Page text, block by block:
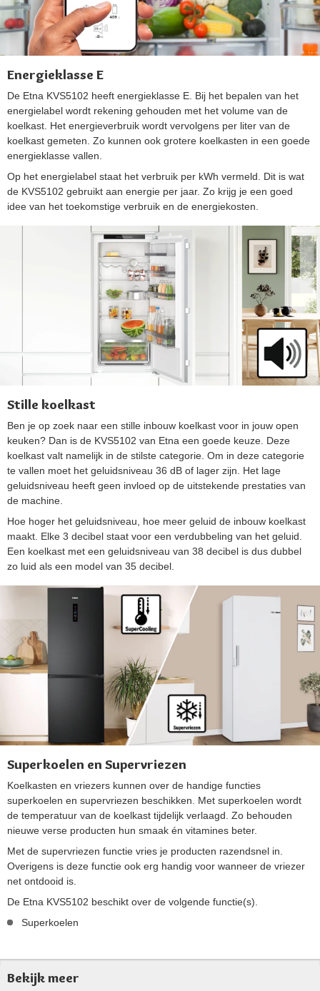
Energieklasse E
De Etna KVS5102 heeft energieklasse E. Bij het bepalen van het
energielabel wordt rekening gehouden met het volume van de
koelkast. Het energieverbruik wordt vervolgens per liter van de
koelkast gemeten. Zo kunnen ook grotere koelkasten in een goede
energieklasse vallen.
Op het energielabel staat het verbruik per kWh vermeld. Dit is wat
de KVS5102 gebruikt aan energie per jaar. Zo krijg je een goed
idee van het toekomstige verbruik en de energiekosten.
Stille koelkast
Ben je op zoek naar een stille inbouw koelkast voor in jouw open
keuken? Dan is de KVS5102 van Etna een goede keuze. Deze
koelkast valt namelijk in de stilste categorie. Om in deze categorie
te vallen moet het geluidsniveau 36 dB of lager zijn. Het lage
geluidsniveau heeft geen invloed op de uitstekende prestaties van
de machine.
Hoe hoger het geluidsniveau, hoe meer geluid de inbouw koelkast
maakt. Elke 3 decibel staat voor een verdubbeling van het geluid.
Een koelkast met een geluidsniveau van 38 decibel is dus dubbel
zo luid als een model van 35 decibel.
Superkoelen en Supervriezen
Koelkasten en vriezers kunnen over de handige functies
superkoelen en supervriezen beschikken. Met superkoelen wordt
de temperatuur van de koelkast tijdelijk verlaagd. Zo behouden
nieuwe verse producten hun smaak én vitamines beter.
Met de supervriezen functie vries je producten razendsnel in.
Overigens is deze functie ook erg handig voor wanneer de vriezer
net ontdooid is.
De Etna KVS5102 beschikt over de volgende functie(s).
Superkoelen
Bekijk meer